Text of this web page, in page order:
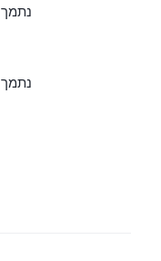
נתמך
נתמך